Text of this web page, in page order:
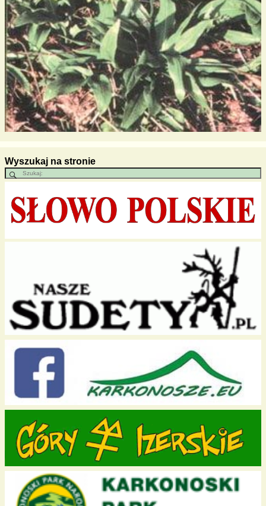
Wyszukaj na stronie